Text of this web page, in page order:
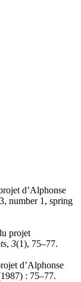
d’Alphonse
number 1, spring
projet
, 3(1), 75–77.
d’Alphonse
: 75–77.